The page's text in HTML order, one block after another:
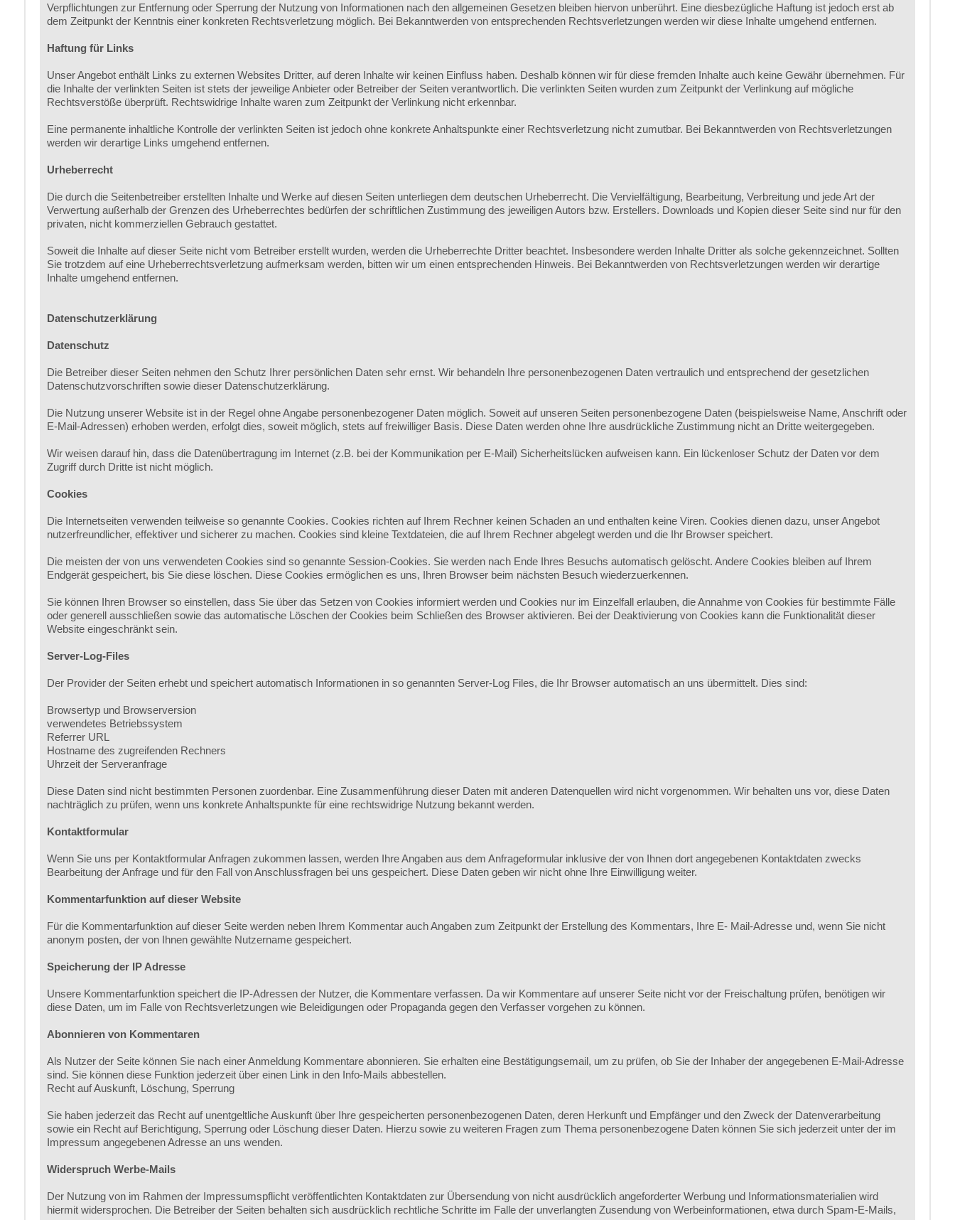
Verpflichtungen zur Entfernung oder Sperrung der Nutzung von Informationen nach den allgemeinen Gesetzen bleiben hiervon unberührt. Eine diesbezügliche Haftung ist jedoch erst ab
dem Zeitpunkt der Kenntnis einer konkreten Rechtsverletzung möglich. Bei Bekanntwerden von entsprechenden Rechtsverletzungen werden wir diese Inhalte umgehend entfernen.
Haftung für Links
Unser Angebot enthält Links zu externen Websites Dritter, auf deren Inhalte wir keinen Einfluss haben. Deshalb können wir für diese fremden Inhalte auch keine Gewähr übernehmen. Für
die Inhalte der verlinkten Seiten ist stets der jeweilige Anbieter oder Betreiber der Seiten verantwortlich. Die verlinkten Seiten wurden zum Zeitpunkt der Verlinkung auf mögliche
Rechtsverstöße überprüft. Rechtswidrige Inhalte waren zum Zeitpunkt der Verlinkung nicht erkennbar.
Eine permanente inhaltliche Kontrolle der verlinkten Seiten ist jedoch ohne konkrete Anhaltspunkte einer Rechtsverletzung nicht zumutbar. Bei Bekanntwerden von Rechtsverletzungen
werden wir derartige Links umgehend entfernen.
Urheberrecht
Die durch die Seitenbetreiber erstellten Inhalte und Werke auf diesen Seiten unterliegen dem deutschen Urheberrecht. Die Vervielfältigung, Bearbeitung, Verbreitung und jede Art der
Verwertung außerhalb der Grenzen des Urheberrechtes bedürfen der schriftlichen Zustimmung des jeweiligen Autors bzw. Erstellers. Downloads und Kopien dieser Seite sind nur für den
privaten, nicht kommerziellen Gebrauch gestattet.
Soweit die Inhalte auf dieser Seite nicht vom Betreiber erstellt wurden, werden die Urheberrechte Dritter beachtet. Insbesondere werden Inhalte Dritter als solche gekennzeichnet. Sollten
Sie trotzdem auf eine Urheberrechtsverletzung aufmerksam werden, bitten wir um einen entsprechenden Hinweis. Bei Bekanntwerden von Rechtsverletzungen werden wir derartige
Inhalte umgehend entfernen.
Datenschutzerklärung
Datenschutz
Die Betreiber dieser Seiten nehmen den Schutz Ihrer persönlichen Daten sehr ernst. Wir behandeln Ihre personenbezogenen Daten vertraulich und entsprechend der gesetzlichen
Datenschutzvorschriften sowie dieser Datenschutzerklärung.
Die Nutzung unserer Website ist in der Regel ohne Angabe personenbezogener Daten möglich. Soweit auf unseren Seiten personenbezogene Daten (beispielsweise Name, Anschrift oder
E-Mail-Adressen) erhoben werden, erfolgt dies, soweit möglich, stets auf freiwilliger Basis. Diese Daten werden ohne Ihre ausdrückliche Zustimmung nicht an Dritte weitergegeben.
Wir weisen darauf hin, dass die Datenübertragung im Internet (z.B. bei der Kommunikation per E-Mail) Sicherheitslücken aufweisen kann. Ein lückenloser Schutz der Daten vor dem
Zugriff durch Dritte ist nicht möglich.
Cookies
Die Internetseiten verwenden teilweise so genannte Cookies. Cookies richten auf Ihrem Rechner keinen Schaden an und enthalten keine Viren. Cookies dienen dazu, unser Angebot
nutzerfreundlicher, effektiver und sicherer zu machen. Cookies sind kleine Textdateien, die auf Ihrem Rechner abgelegt werden und die Ihr Browser speichert.
Die meisten der von uns verwendeten Cookies sind so genannte Session-Cookies. Sie werden nach Ende Ihres Besuchs automatisch gelöscht. Andere Cookies bleiben auf Ihrem
Endgerät gespeichert, bis Sie diese löschen. Diese Cookies ermöglichen es uns, Ihren Browser beim nächsten Besuch wiederzuerkennen.
Sie können Ihren Browser so einstellen, dass Sie über das Setzen von Cookies informiert werden und Cookies nur im Einzelfall erlauben, die Annahme von Cookies für bestimmte Fälle
oder generell ausschließen sowie das automatische Löschen der Cookies beim Schließen des Browser aktivieren. Bei der Deaktivierung von Cookies kann die Funktionalität dieser
Website eingeschränkt sein.
Server-Log-Files
Der Provider der Seiten erhebt und speichert automatisch Informationen in so genannten Server-Log Files, die Ihr Browser automatisch an uns übermittelt. Dies sind:
Browsertyp und Browserversion
verwendetes Betriebssystem
Referrer URL
Hostname des zugreifenden Rechners
Uhrzeit der Serveranfrage
Diese Daten sind nicht bestimmten Personen zuordenbar. Eine Zusammenführung dieser Daten mit anderen Datenquellen wird nicht vorgenommen. Wir behalten uns vor, diese Daten
nachträglich zu prüfen, wenn uns konkrete Anhaltspunkte für eine rechtswidrige Nutzung bekannt werden.
Kontaktformular
Wenn Sie uns per Kontaktformular Anfragen zukommen lassen, werden Ihre Angaben aus dem Anfrageformular inklusive der von Ihnen dort angegebenen Kontaktdaten zwecks
Bearbeitung der Anfrage und für den Fall von Anschlussfragen bei uns gespeichert. Diese Daten geben wir nicht ohne Ihre Einwilligung weiter.
Kommentarfunktion auf dieser Website
Für die Kommentarfunktion auf dieser Seite werden neben Ihrem Kommentar auch Angaben zum Zeitpunkt der Erstellung des Kommentars, Ihre E- Mail-Adresse und, wenn Sie nicht
anonym posten, der von Ihnen gewählte Nutzername gespeichert.
Speicherung der IP Adresse
Unsere Kommentarfunktion speichert die IP-Adressen der Nutzer, die Kommentare verfassen. Da wir Kommentare auf unserer Seite nicht vor der Freischaltung prüfen, benötigen wir
diese Daten, um im Falle von Rechtsverletzungen wie Beleidigungen oder Propaganda gegen den Verfasser vorgehen zu können.
Abonnieren von Kommentaren
Als Nutzer der Seite können Sie nach einer Anmeldung Kommentare abonnieren. Sie erhalten eine Bestätigungsemail, um zu prüfen, ob Sie der Inhaber der angegebenen E-Mail-Adresse
sind. Sie können diese Funktion jederzeit über einen Link in den Info-Mails abbestellen.
Recht auf Auskunft, Löschung, Sperrung
Sie haben jederzeit das Recht auf unentgeltliche Auskunft über Ihre gespeicherten personenbezogenen Daten, deren Herkunft und Empfänger und den Zweck der Datenverarbeitung
sowie ein Recht auf Berichtigung, Sperrung oder Löschung dieser Daten. Hierzu sowie zu weiteren Fragen zum Thema personenbezogene Daten können Sie sich jederzeit unter der im
Impressum angegebenen Adresse an uns wenden.
Widerspruch Werbe-Mails
Der Nutzung von im Rahmen der Impressumspflicht veröffentlichten Kontaktdaten zur Übersendung von nicht ausdrücklich angeforderter Werbung und Informationsmaterialien wird
hiermit widersprochen. Die Betreiber der Seiten behalten sich ausdrücklich rechtliche Schritte im Falle der unverlangten Zusendung von Werbeinformationen, etwa durch Spam-E-Mails,